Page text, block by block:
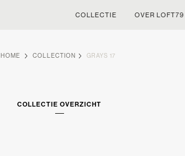
COLLECTIE OVER LOFT79
HOME COLLECTION GRAYS 17
COLLECTIE OVERZICHT